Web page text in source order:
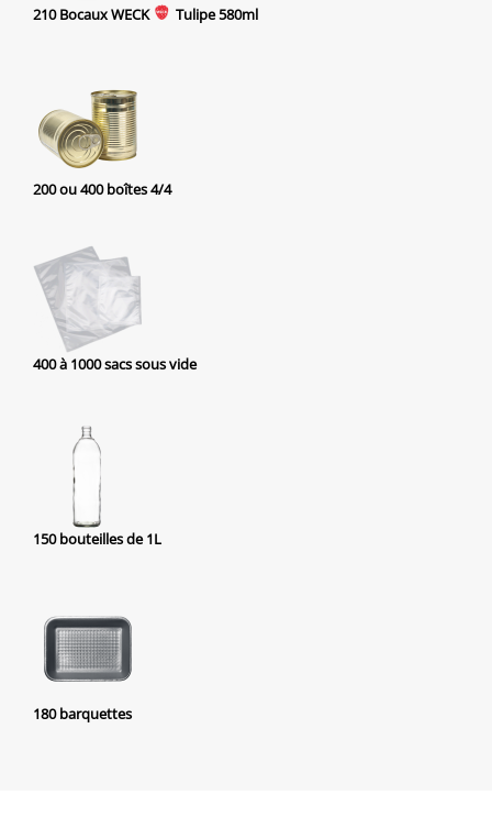
210 Bocaux WECK Tulipe580ml
200 ou 400 boîtes 4/4
400 à 1000 sacs sous vide
150 bouteilles de 1L
180 barquettes